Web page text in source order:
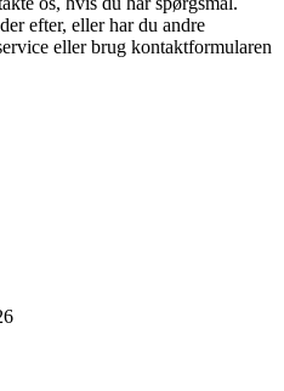
efter, eller har du andre
eller brug kontaktformularen